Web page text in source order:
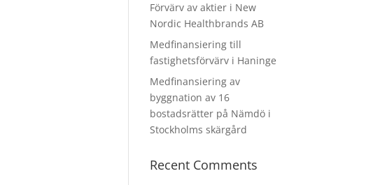
Förvärv av aktier i New
Nordic Healthbrands AB
Medfinansiering till
fastighetsförvärv i Haninge
Medfinansiering av
byggnation av 16
bostadsrätter på Nämdö i
Stockholms skärgård
Recent Comments